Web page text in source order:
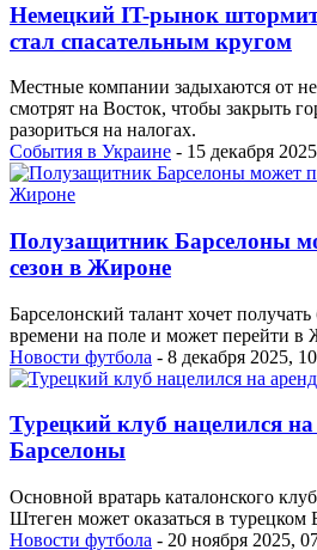
Немецкий IT-рынок
стал спасательным кругом
Местные компании задыхаются от
смотрят на Восток, чтобы закрыть
разориться на налогах.
События в Украине - 15 декабря
Полузащитник Барселоны
сезон в Жироне
Барселонский талант хочет
времени на поле и может перейти в
Новости футбола - 8 декабря 2025,
Турецкий клуб нацелился
Барселоны
Основной вратарь каталонского
Штеген может оказаться в турецком
Новости футбола - 20 ноября 2025,